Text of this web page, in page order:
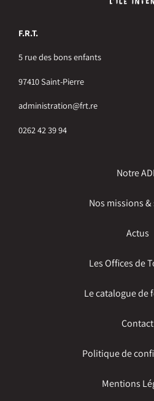
F.R.T.
5 rue des bons enfants
97410 Saint-Pierre
administration@frt.re
0262 42 39 94
Notre
Nos missions &
Actus
Les Offices de
Le catalogue de
Contact
Politique de
Mentions